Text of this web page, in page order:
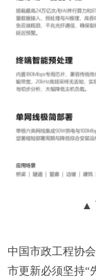
▲
中国市政工程协
市更新必须坚持“